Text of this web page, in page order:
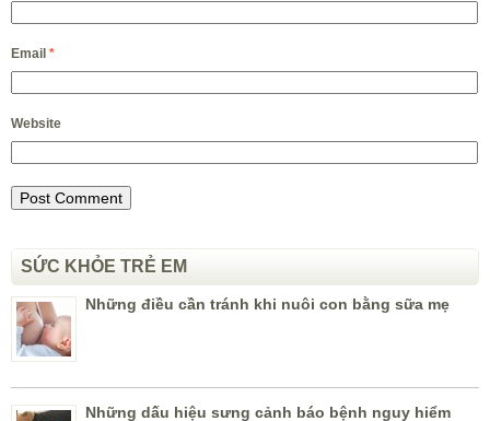
Email *
Website
SỨC KHỎE TRẺ EM
Những điều cần tránh khi nuôi con bằng sữa mẹ
Những dấu hiệu sưng cảnh báo bệnh nguy hiểm